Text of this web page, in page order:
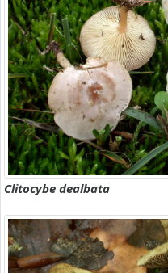
Clitocybe dealbata